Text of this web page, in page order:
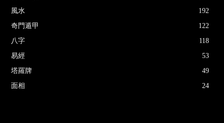
風水
192
奇門遁甲
122
八字
118
易經
53
塔羅牌
49
面相
24